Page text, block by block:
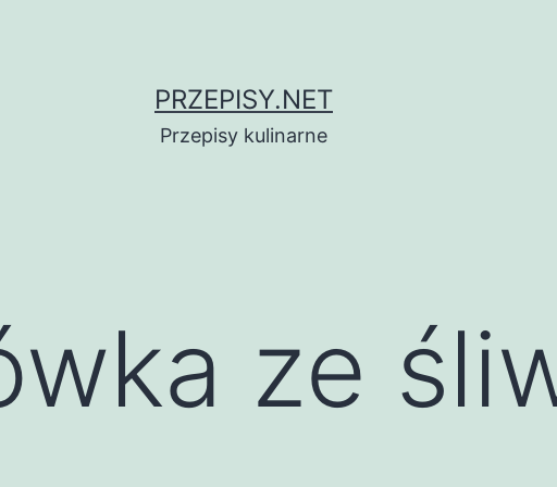
PRZEPISY.NET
Przepisy kulinarne
ze